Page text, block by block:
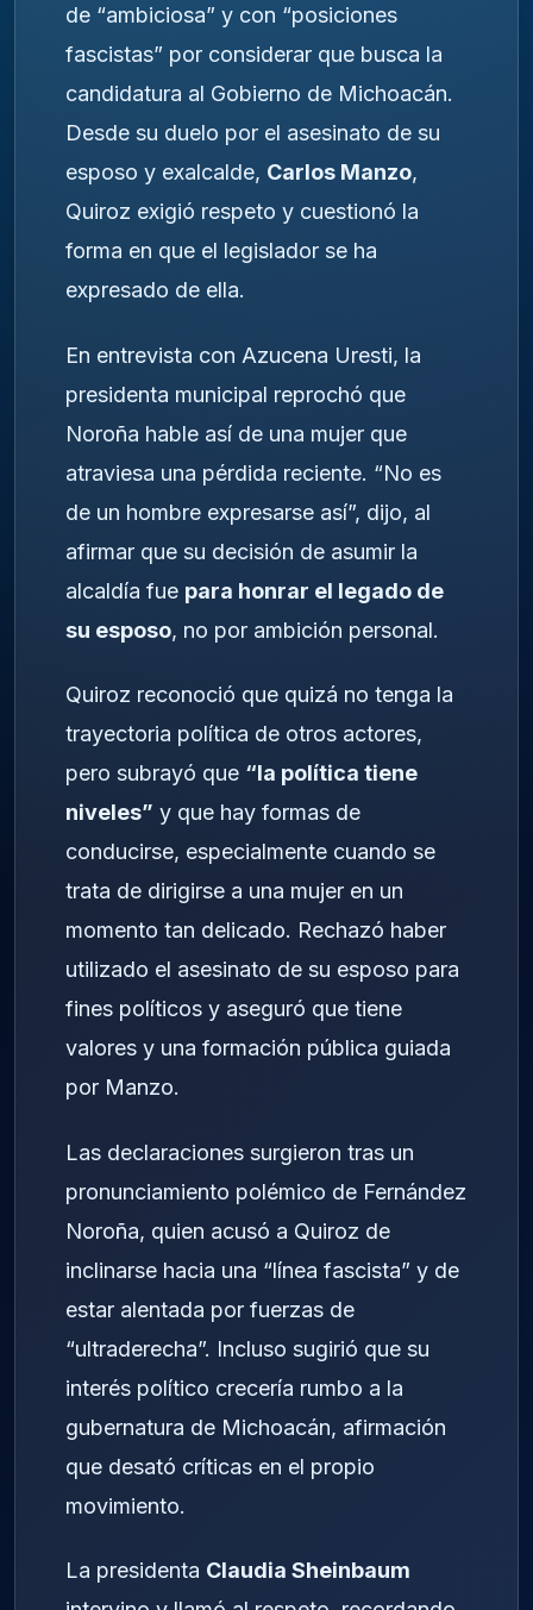
de “ambiciosa” y con “posiciones
fascistas” por considerar que busca la
candidatura al Gobierno de Michoacán.
Desde su duelo por el asesinato de su
esposo y exalcalde, Carlos Manzo,
Quiroz exigió respeto y cuestionó la
forma en que el legislador se ha
expresado de ella.
En entrevista con Azucena Uresti, la
presidenta municipal reprochó que
Noroña hable así de una mujer que
atraviesa una pérdida reciente. “No es
de un hombre expresarse así”, dijo, al
afirmar que su decisión de asumir la
alcaldía fue para honrar el legado de
su esposo, no por ambición personal.
Quiroz reconoció que quizá no tenga la
trayectoria política de otros actores,
pero subrayó que “la política tiene
niveles” y que hay formas de
conducirse, especialmente cuando se
trata de dirigirse a una mujer en un
momento tan delicado. Rechazó haber
utilizado el asesinato de su esposo para
fines políticos y aseguró que tiene
valores y una formación pública guiada
por Manzo.
Las declaraciones surgieron tras un
pronunciamiento polémico de Fernández
Noroña, quien acusó a Quiroz de
inclinarse hacia una “línea fascista” y de
estar alentada por fuerzas de
“ultraderecha”. Incluso sugirió que su
interés político crecería rumbo a la
gubernatura de Michoacán, afirmación
que desató críticas en el propio
movimiento.
La presidenta Claudia Sheinbaum